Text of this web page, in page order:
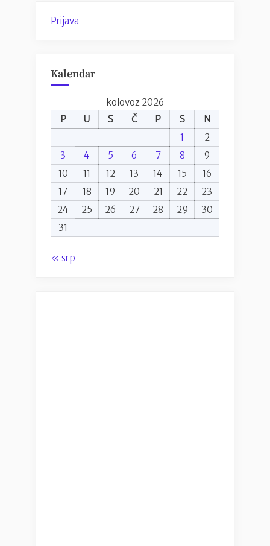
Prijava
Kalendar
kolovoz 2026
P
U S Č P S
N
1
2
3
4 5 6 7 8
9
10
11 12 13 14 15
16
17
18 19 20 21 22
23
24
25 26 27 28 29
30
31
« srp